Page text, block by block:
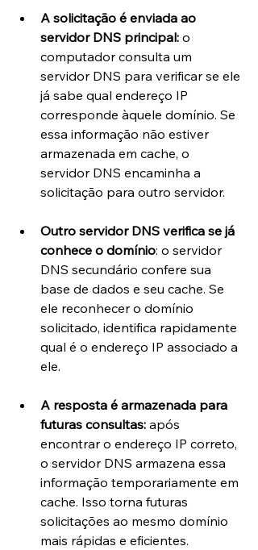
A solicitação é enviada ao
servidor DNS principal: o
computador consulta um
servidor DNS para verificar se ele
já sabe qual endereço IP
corresponde àquele domínio. Se
essa informação não estiver
armazenada em cache, o
servidor DNS encaminha a
solicitação para outro servidor.
Outro servidor DNS verifica se já
conhece o domínio: o servidor
DNS secundário confere sua
base de dados e seu cache. Se
ele reconhecer o domínio
solicitado, identifica rapidamente
qual é o endereço IP associado a
ele.
A resposta é armazenada para
futuras consultas: após
encontrar o endereço IP correto,
o servidor DNS armazena essa
informação temporariamente em
cache. Isso torna futuras
solicitações ao mesmo domínio
mais rápidas e eficientes.